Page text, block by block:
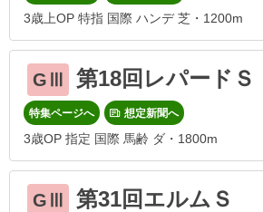
3歳上OP 特指 国際 ハンデ 芝・1200m
GⅢ 第18回レパードＳ
特集ページへ 想定新聞へ
3歳OP 指定 国際 馬齢 ダ・1800m
GⅢ 第31回エルムＳ